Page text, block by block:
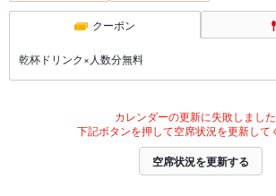
クーポン
乾杯ドリンク×人数分無料
カレンダーの更新に失敗しました
下記ボタンを押して空席状況を更新して
空席状況を更新する